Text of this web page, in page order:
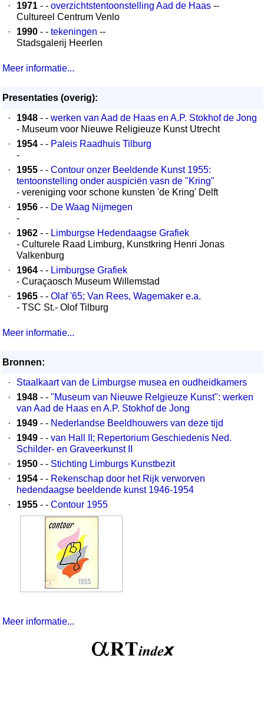
·
1971 - - overzichtstentoonstelling Aad de Haas --
Cultureel Centrum Venlo
·
1990 - - tekeningen --
Stadsgalerij Heerlen
Meer informatie...
Presentaties (overig):
·
1948 - - werken van Aad de Haas en A.P. Stokhof de Jong
- Museum voor Nieuwe Religieuze Kunst Utrecht
·
1954 - - Paleis Raadhuis Tilburg
-
·
1955 - - Contour onzer Beeldende Kunst 1955:
tentoonstelling onder auspiciën vasn de "Kring"
- vereniging voor schone kunsten 'de Kring' Delft
·
1956 - - De Waag Nijmegen
-
·
1962 - - Limburgse Hedendaagse Grafiek
- Culturele Raad Limburg, Kunstkring Henri Jonas
Valkenburg
·
1964 - - Limburgse Grafiek
- Curaçaosch Museum Willemstad
·
1965 - - Olaf '65; Van Rees, Wagemaker e.a.
- TSC St.- Olof Tilburg
Meer informatie...
Bronnen:
·
Staalkaart van de Limburgse musea en oudheidkamers
·
1948 - - "Museum van Nieuwe Relgieuze Kunst": werken
van Aad de Haas en A.P. Stokhof de Jong
·
1949 - - Nederlandse Beeldhouwers van deze tijd
·
1949 - - van Hall II; Repertorium Geschiedenis Ned.
Schilder- en Graveerkunst II
·
1950 - - Stichting Limburgs Kunstbezit
·
1954 - - Rekenschap door het Rijk verworven
hedendaagse beeldende kunst 1946-1954
·
1955 - - Contour 1955
Meer informatie...